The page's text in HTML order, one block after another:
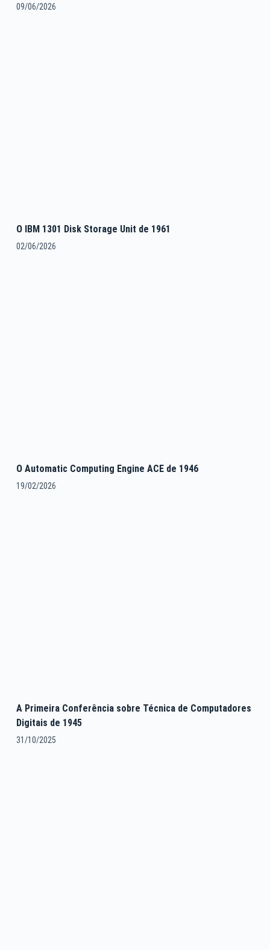
09/06/2026
O IBM 1301 Disk Storage Unit de 1961
02/06/2026
O Automatic Computing Engine ACE de 1946
19/02/2026
A Primeira Conferência sobre Técnica de Computadores
Digitais de 1945
31/10/2025